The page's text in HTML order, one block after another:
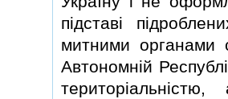
пiдставi
митними
Автономнiй